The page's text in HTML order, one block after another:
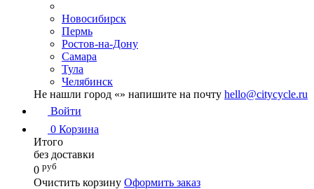
Новосибирск
Пермь
Ростов-на-Дону
Самара
Тула
Челябинск
Не нашли город «» напишите на почту hello@citycycle.ru
Войти
0 Корзина
Итого
без доставки
0 руб
Очистить корзину Оформить заказ